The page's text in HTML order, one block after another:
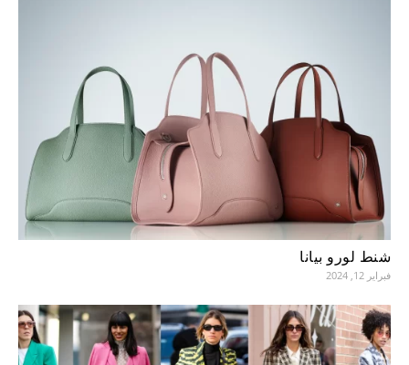
شنط لورو بيانا
فبراير 12, 2024